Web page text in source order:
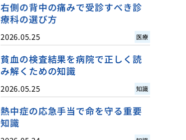
右側の背中の痛みで受診すべき診
療科の選び方
2026.05.25 医療
貧血の検査結果を病院で正しく読
み解くための知識
2026.05.25 知識
熱中症の応急手当で命を守る重要
知識